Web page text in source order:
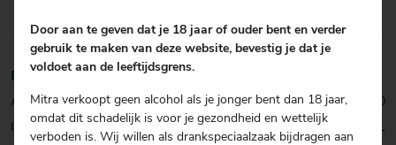
Productinformatie
Artikelcode:
0332771000
100 CL
Door aan te geven dat je 18 jaar of ouder bent en verder
gebruik te maken van deze website, bevestig je dat je
voldoet aan de leeftijdsgrens.
Mitra verkoopt geen alcohol als je jonger bent dan 18 jaar,
omdat dit schadelijk is voor je gezondheid en wettelijk
verboden is. Wij willen als drankspeciaalzaak bijdragen aan